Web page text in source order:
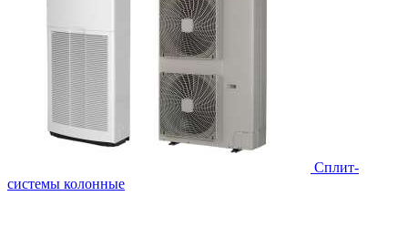
Cплит-
системы колонные